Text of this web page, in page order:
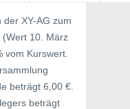
der XY-AG zum
10. März
vom Kurswert.
beträgt 6,00 €.
beträgt